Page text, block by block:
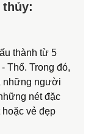
thủy:
thành từ 5
Thổ. Trong đó,
những người
nét đặc
vẻ đẹp